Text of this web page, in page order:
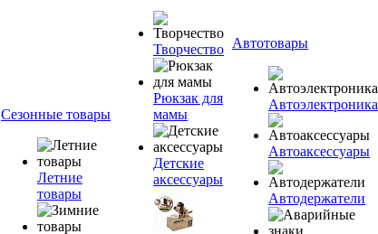
Сезонные товары
Летние
товары
Творчество
Рюкзак для
мамы
Детские
аксессуары
Автотовары
Автоэлектроника
Автоаксессуары
Автодержатели